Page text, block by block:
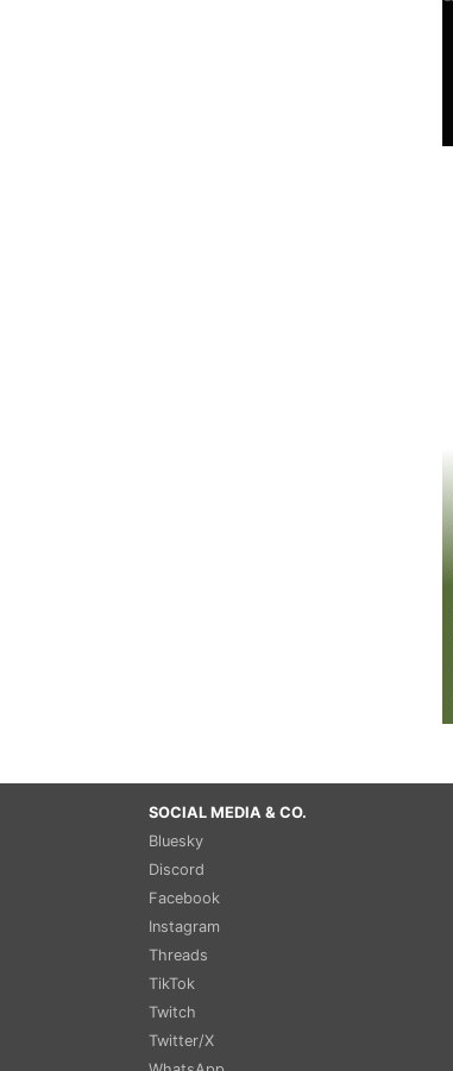
SOCIAL MEDIA & CO.
Bluesky
Discord
Facebook
Instagram
Threads
TikTok
Twitch
Twitter/X